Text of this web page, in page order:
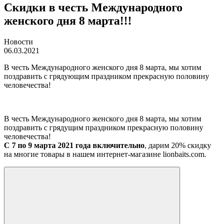
Скидки в честь Международного
женского дня 8 марта!!!
Новости
06.03.2021
В честь Международного женского дня 8 марта, мы хотим
поздравить с грядующим праздником прекрасную половину
человечества!
В честь Международного женского дня 8 марта, мы хотим
поздравить с грядущим праздником прекрасную половину
человечества!
С 7 по 9 марта 2021 года включительно, дарим 20% скидку
на многие товары в нашем интернет-магазине lionbaits.com.